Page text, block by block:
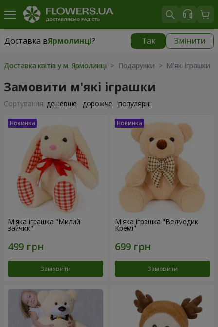
Доставка вЯрмолинці? Так Змінити
Доставка вЯрмолинці|
Доставка квітів у м. Ярмолинці > Подарунки > М'які іграшки
Замовити м'які іграшки
Сортування: дешевше дорожче популярні
М'яка іграшка "Милий
зайчик"
Замовити
М'яка іграшка "Ведмедик
Кремі"
Замовити